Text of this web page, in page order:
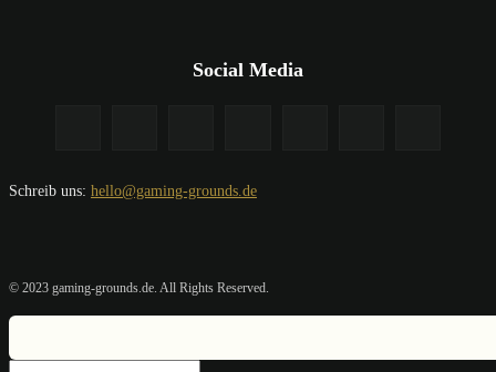
Social Media
Schreib uns: hello@gaming-grounds.de
© 2023 gaming-grounds.de. All Rights Reserved.